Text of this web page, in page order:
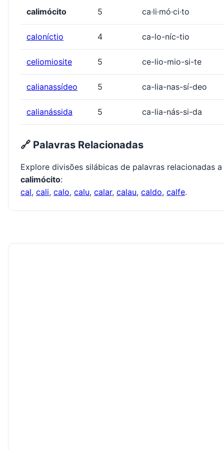
calimócito 5 ca·li·mó·ci·to
caloníctio 4 ca-lo-níc-tio
celiomiosite 5 ce-lio-mio-si-te
calianassídeo 5 ca-lia-nas-sí-deo
calianássida 5 ca-lia-nás-si-da
🔗 Palavras Relacionadas
Explore divisões silábicas de palavras relacionadas a
calimócito:
cal, cali, calo, calu, calar, calau, caldo, calfe.